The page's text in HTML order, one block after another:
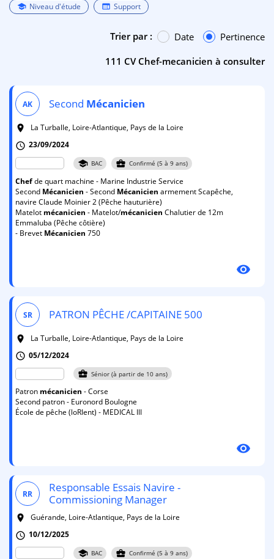
school Niveau d'étude web Support
111 CV Chef-mecanicien à consulter
Trier par : Date Pertinence
AK Second Mécanicien
room
La Turballe, Loire-Atlantique, Pays de la Loire
schedule 23/09/2024
school BAC business_center Confirmé (5 à 9 ans)
Chefde quart machine - Marine Industrie Service
Second Mécanicien - Second Mécanicien armement Scapêche,
navire Claude Moinier 2 (Pêche hauturière)
Matelot mécanicien - Matelot/mécanicien Chalutier de 12m
Emmaluba (Pêche côtière)
- Brevet Mécanicien 750
visibility
SR PATRON PÊCHE /CAPITAINE 500
room
La Turballe, Loire-Atlantique, Pays de la Loire
schedule 05/12/2024
business_center Sénior (à partir de 10 ans)
Patron mécanicien - Corse
Second patron - Euronord Boulogne
École de pêche (loRIent) - MEDICAL III
visibility
RR
Responsable Essais Navire -
Commissioning Manager
room
Guérande, Loire-Atlantique, Pays de la Loire
schedule 10/12/2025
school BAC business_center Confirmé (5 à 9 ans)